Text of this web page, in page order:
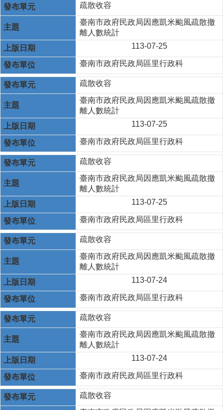
疏散收容
臺南市政府民政局因應凱米颱風疏散撤
離人數統計
113-07-25
臺南市政府民政局區里行政科
疏散收容
臺南市政府民政局因應凱米颱風疏散撤
離人數統計
113-07-25
臺南市政府民政局區里行政科
疏散收容
臺南市政府民政局因應凱米颱風疏散撤
離人數統計
113-07-25
臺南市政府民政局區里行政科
疏散收容
臺南市政府民政局因應凱米颱風疏散撤
離人數統計
113-07-24
臺南市政府民政局區里行政科
疏散收容
臺南市政府民政局因應凱米颱風疏散撤
離人數統計
113-07-24
臺南市政府民政局區里行政科
疏散收容